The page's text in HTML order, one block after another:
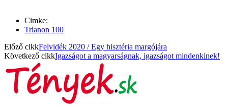
Cimke:
Trianon 100
Előző cikkFelvidék 2020 / Egy hisztéria margójára
Következő cikkIgazságot a magyarságnak, igazságot mindenkinek!